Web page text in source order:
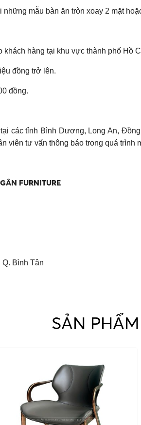
mẫu bàn ăn tròn xoay 2 mặt
hàng tại khu vực thành phố Hồ
đồng trở lên.
đồng.
các tỉnh Bình Dương, Long An,
viên tư vấn thông báo trong quá trình
FURNITURE
Bình Tân
SẢN